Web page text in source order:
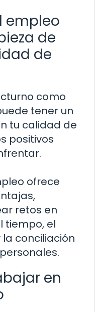
empleo
de
de
como
tener un
tu calidad de
positivos
ofrece
retos en
tiempo, el
conciliación
en